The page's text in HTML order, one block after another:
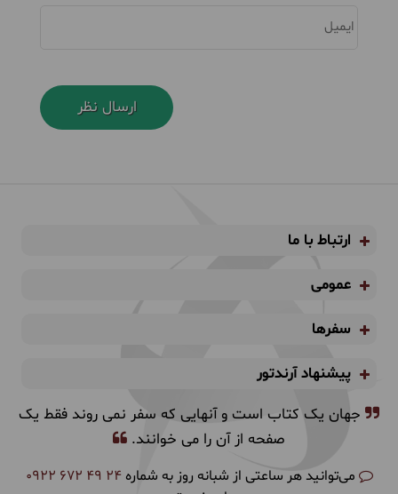
ایمیل
ارتباط با ما
عمومی
سفرها
پیشنهاد آرندتور
جهان یک کتاب است و آنهایی که سفر نمی روند فقط یک
صفحه از آن را می خوانند.
می‌توانید هر ساعتی از شبانه روز به شماره 0922 672 49 24